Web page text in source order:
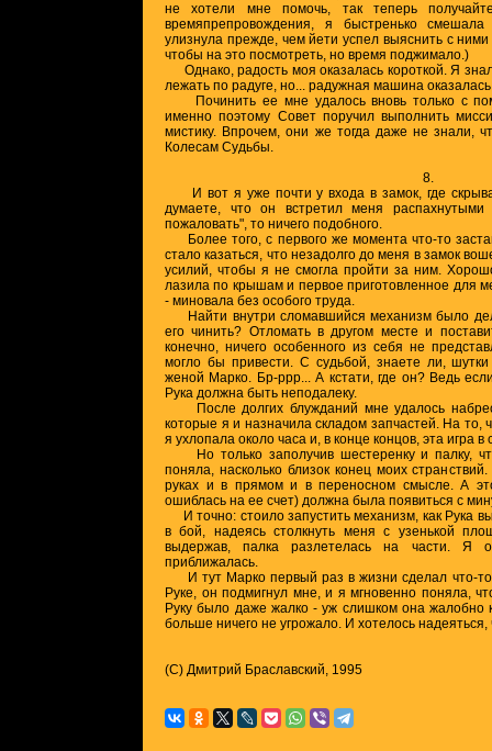
не хотели мне помочь, так теперь
времяпрепровождения, я быстренько
улизнула прежде, чем йети успел выяснить с
чтобы на это посмотреть, но время поджимало.)
Однако, радость моя оказалась короткой. Я
лежать по радуге, но... радужная машина
Починить ее мне удалось вновь только с
именно поэтому Совет поручил выполнить
мистику. Впрочем, они же тогда даже не знали,
Колесам Судьбы.
8.
И вот я уже почти у входа в замок, где
думаете, что он встретил меня
пожаловать", то ничего подобного.
Более того, с первого же момента что-то
стало казаться, что незадолго до меня в замок
усилий, чтобы я не смогла пройти за ним.
лазила по крышам и первое приготовленное для
- миновала без особого труда.
Найти внутри сломавшийся механизм было
его чинить? Отломать в другом месте и
конечно, ничего особенного из себя не
могло бы привести. С судьбой, знаете ли,
женой Марко. Бр-ррр... А кстати, где он? Ведь
Рука должна быть неподалеку.
После долгих блужданий мне удалось
которые я и назначила складом запчастей. На то,
я ухлопала около часа и, в конце концов, эта игра
Но только заполучив шестеренку и палку,
поняла, насколько близок конец моих
руках и в прямом и в переносном смысле. А
ошиблась на ее счет) должна была появиться с
И точно: стоило запустить механизм, как Рука
в бой, надеясь столкнуть меня с узенькой
выдержав, палка разлетелась на части. Я
приближалась.
И тут Марко первый раз в жизни сделал что-то
Руке, он подмигнул мне, и я мгновенно поняла,
Руку было даже жалко - уж слишком она жалобно
больше ничего не угрожало. И хотелось надеяться,
(C) Дмитрий Браславский, 1995